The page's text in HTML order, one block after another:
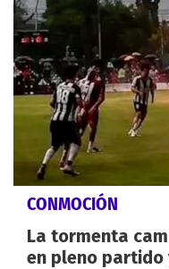
CONMOCIÓN
La tormenta
en pleno partido